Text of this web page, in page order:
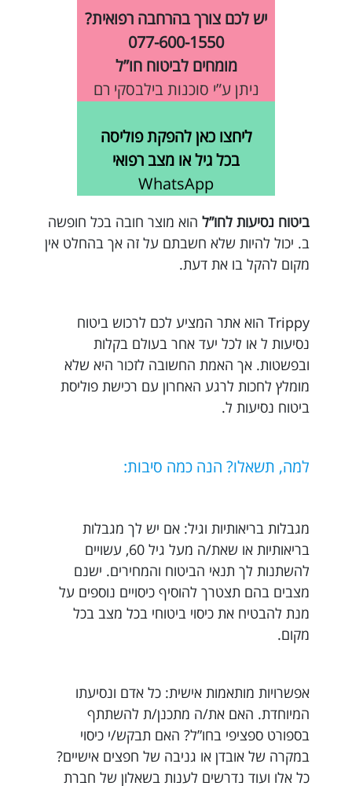
יש לכם צורך בהרחבה רפואית?
077-600-1550
מומחים לביטוח חו”ל
ניתן ע”י סוכנות בילבסקי רם
ליחצו כאן להפקת פוליסה
בכל גיל או מצב רפואי
WhatsApp
ביטוח נסיעות לחו”ל הוא מוצר חובה בכל חופשה
ב. יכול להיות שלא חשבתם על זה אך בהחלט אין
מקום להקל בו את דעת.
Trippy הוא אתר המציע לכם לרכוש ביטוח
נסיעות ל או לכל יעד אחר בעולם בקלות
ובפשטות. אך האמת החשובה לזכור היא שלא
מומלץ לחכות לרגע האחרון עם רכישת פוליסת
ביטוח נסיעות ל.
למה, תשאלו? הנה כמה סיבות:
מגבלות בריאותיות וגיל: אם יש לך מגבלות
בריאותיות או שאת/ה מעל גיל 60, עשויים
להשתנות לך תנאי הביטוח והמחירים. ישנם
מצבים בהם תצטרך להוסיף כיסויים נוספים על
מנת להבטיח את כיסוי ביטוחי בכל מצב בכל
מקום.
אפשרויות מותאמות אישית: כל אדם ונסיעתו
המיוחדת. האם את/ה מתכנן/ת להשתתף
בספורט ספציפי בחו”ל? האם תבקש/י כיסוי
במקרה של אובדן או גניבה של חפצים אישיים?
כל אלו ועוד נדרשים לענות בשאלון של חברת